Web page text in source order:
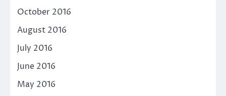
October 2016
August 2016
July 2016
June 2016
May 2016